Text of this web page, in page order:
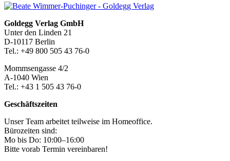
Seitenleiste
Footer-
Section
Goldegg Verlag GmbH
Unter den Linden 21
D-10117 Berlin
Tel.: +49 800 505 43 76-0
Mommsengasse 4/2
A-1040 Wien
Tel.: +43 1 505 43 76-0
Geschäftszeiten
Unser Team arbeitet teilweise im Homeoffice.
Bürozeiten sind:
Mo bis Do: 10:00–16:00
Bitte vorab Termin vereinbaren!